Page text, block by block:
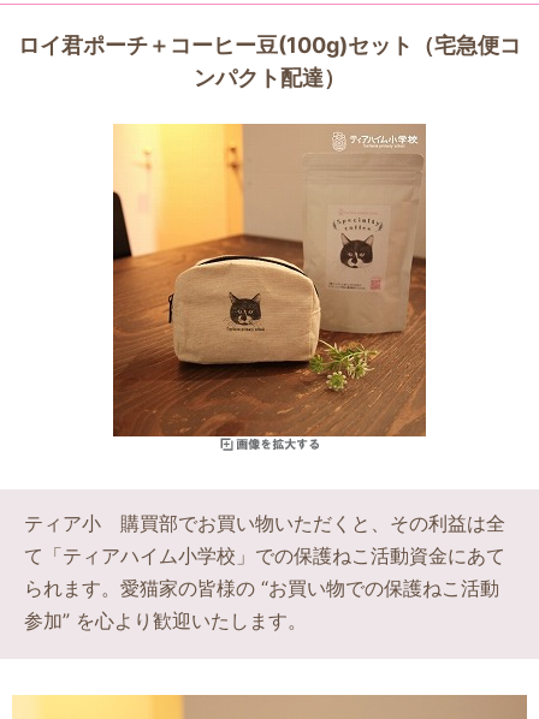
ロイ君ポーチ＋コーヒー豆(100g)セット（宅急便コ
ンパクト配達）
ティア小 購買部でお買い物いただくと、その利益は全
て「ティアハイム小学校」での保護ねこ活動資金にあて
られます。愛猫家の皆様の “お買い物での保護ねこ活動
参加” を心より歓迎いたします。